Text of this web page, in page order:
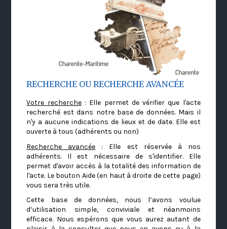
RECHERCHE OU RECHERCHE AVANCÉE
Votre recherche: Elle permet de vérifier que l'acte
recherché est dans notre base de données. Mais il
n'y a aucune indications de lieux et de date. Elle est
ouverte à tous (adhérents ou non)
Recherche avancée : Elle est réservée à nos
adhérents. Il est nécessaire de s'identifier. Elle
permet d'avoir accès à la totalité des information de
l'acte. Le bouton Aide (en haut à droite de cette page)
vous sera très utile.
Cette base de données, nous l’avons voulue
d’utilisation simple, conviviale et néanmoins
efficace. Nous espérons que vous aurez autant de